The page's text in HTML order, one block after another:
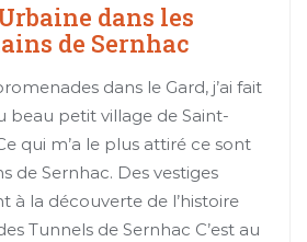
dans les
de Sernhac
dans le Gard, j’ai fait
beau petit village de Saint-
qui m’a le plus attiré ce sont
de Sernhac. Des vestiges
à la découverte de l’histoire
Tunnels de Sernhac C’est au